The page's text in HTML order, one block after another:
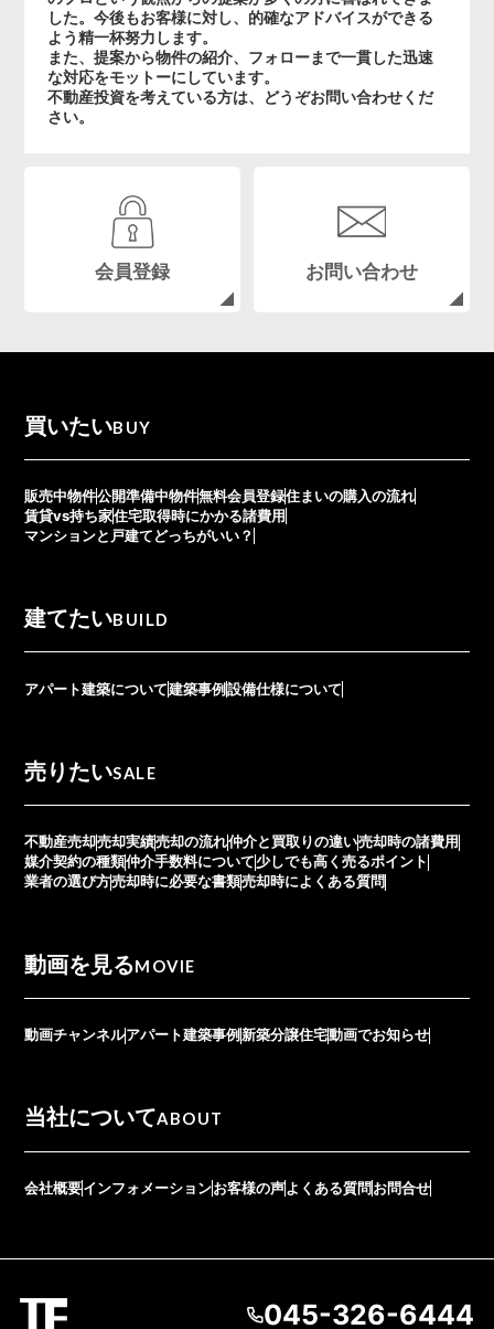
した。今後もお客様に対し、的確なアドバイスができる
よう精一杯努力します。
また、提案から物件の紹介、フォローまで一貫した迅速
な対応をモットーにしています。
不動産投資を考えている方は、どうぞお問い合わせくだ
さい。
会員登録 お問い合わせ
買いたいBUY
販売中物件公開準備中物件無料会員登録住まいの購入の流れ
賃貸vs持ち家住宅取得時にかかる諸費用
マンションと戸建てどっちがいい？
建てたいBUILD
アパート建築について建築事例設備仕様について
売りたいSALE
不動産売却売却実績売却の流れ仲介と買取りの違い売却時の諸費用
媒介契約の種類仲介手数料について少しでも高く売るポイント
業者の選び方売却時に必要な書類売却時によくある質問
動画を見るMOVIE
動画チャンネルアパート建築事例新築分譲住宅動画でお知らせ
当社についてABOUT
会社概要インフォメーションお客様の声よくある質問お問合せ
045-326-6444